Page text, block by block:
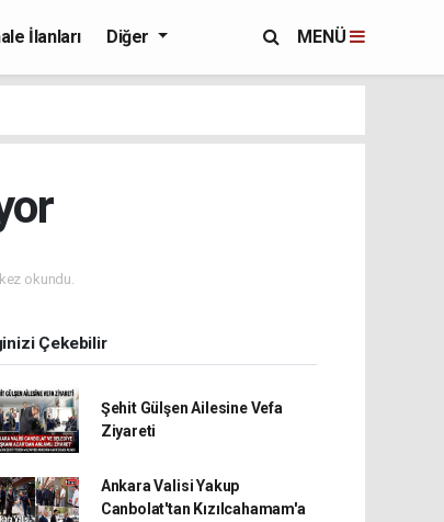
İlanları
Diğer MENÜ
okundu.
Çekebilir
Şehit Gülşen Ailesine Vefa
Ziyareti
Ankara Valisi Yakup
Canbolat'tan Kızılcahamam'a